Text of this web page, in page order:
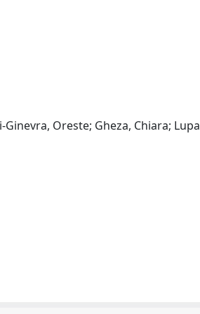
Ginevra, Oreste; Gheza, Chiara;